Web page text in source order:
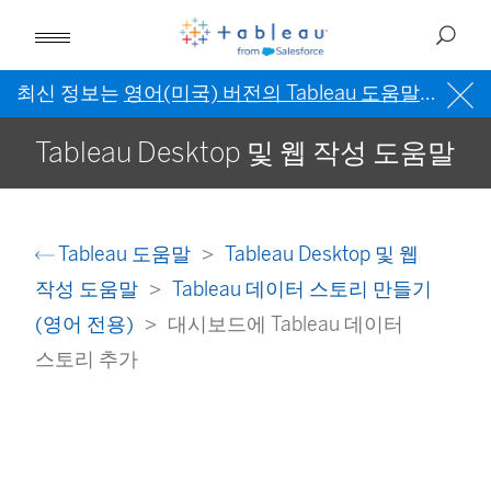
최신 정보는 영어(미국) 버전의 Tableau 도움말을 참조
Tableau Desktop 및 웹 작성 도움말
Tableau 도움말
Tableau Desktop 및 웹
작성 도움말
Tableau 데이터 스토리 만들기
(영어 전용)
대시보드에 Tableau 데이터
스토리 추가